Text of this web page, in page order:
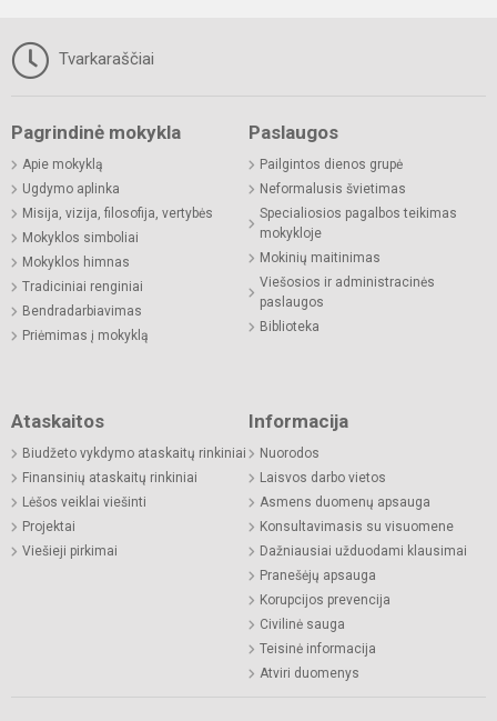
Tvarkaraščiai
Pagrindinė mokykla
Apie mokyklą
Ugdymo aplinka
Misija, vizija, filosofija, vertybės
Mokyklos simboliai
Mokyklos himnas
Tradiciniai renginiai
Bendradarbiavimas
Priėmimas į mokyklą
Paslaugos
Pailgintos dienos grupė
Neformalusis švietimas
Specialiosios pagalbos teikimas
mokykloje
Mokinių maitinimas
Viešosios ir administracinės
paslaugos
Biblioteka
Ataskaitos
Biudžeto vykdymo ataskaitų rinkiniai
Finansinių ataskaitų rinkiniai
Lėšos veiklai viešinti
Projektai
Viešieji pirkimai
Informacija
Nuorodos
Laisvos darbo vietos
Asmens duomenų apsauga
Konsultavimasis su visuomene
Dažniausiai užduodami klausimai
Pranešėjų apsauga
Korupcijos prevencija
Civilinė sauga
Teisinė informacija
Atviri duomenys